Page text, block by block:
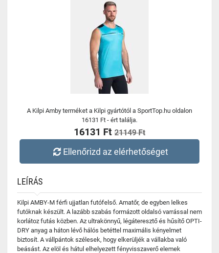
A Kilpi Amby terméket a Kilpi gyártótól a SportTop.hu oldalon
16131 Ft - ért találja.
16131 Ft 21149 Ft
Ellenőrizd az elérhetőséget
LEÍRÁS
Kilpi AMBY-M férfi ujjatlan futófelső. Amatőr, de egyben lelkes
futóknak készült. A lazább szabás formázott oldalsó varrással nem
korlátoz futás közben. Az ultrakönnyű, légáteresztő és hűsítő OPTI-
DRY anyag a háton lévő hálós betéttel maximális kényelmet
biztosít. A vállpántok szélesek, hogy elkerüljék a vállakba való
beásást. Az elöl és hátul elhelyezett fényvisszaverő elemek